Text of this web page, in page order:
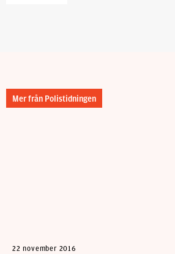
Mer från Polistidningen
22 november 2016